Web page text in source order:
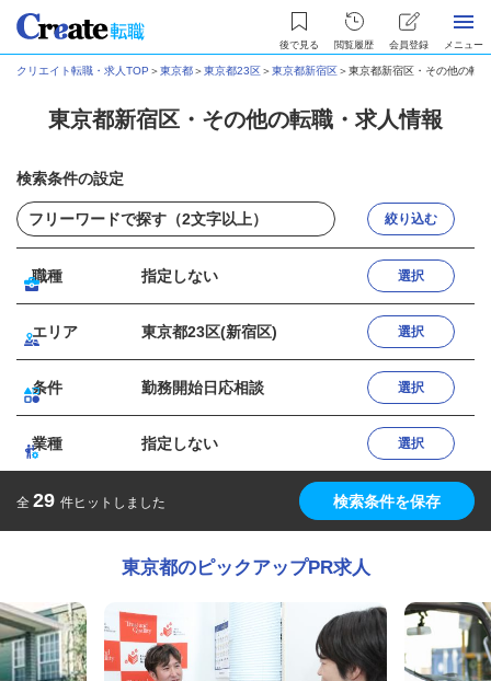
後で見る 閲覧履歴 会員登録 メニュー
クリエイト転職・求人TOP ＞東京都＞東京都23区＞東京都新宿区＞東京都新宿区・その他の転
東京都新宿区・その他の転職・求人情報
検索条件の設定
絞り込む
職種 指定しない 選択
エリア 東京都23区(新宿区) 選択
条件 勤務開始日応相談 選択
業種 指定しない 選択
全 29 件ヒットしました 検索条件を保存
東京都のピックアップPR求人